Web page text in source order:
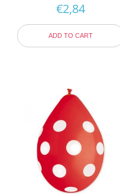
€2,84
ADD TO CART